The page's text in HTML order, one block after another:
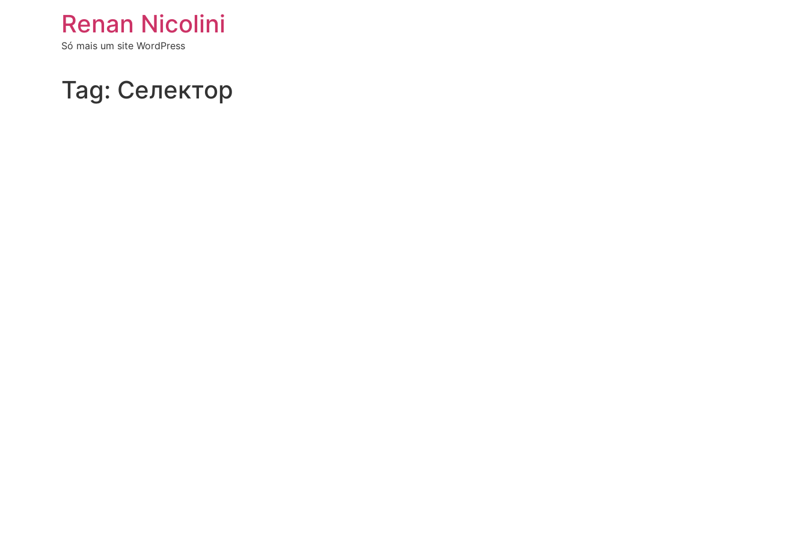
Renan Nicolini
Só mais um site WordPress
Tag: Селектор